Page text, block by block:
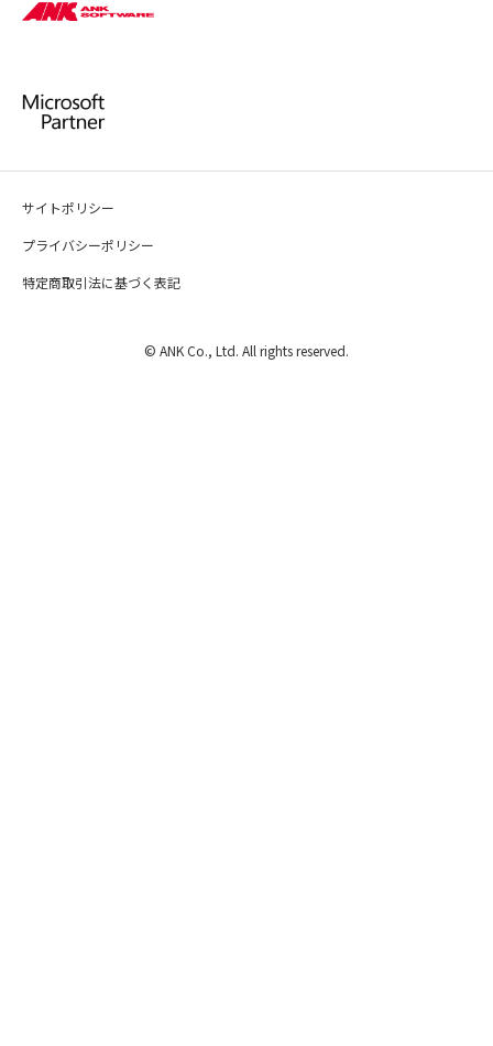
サイトポリシー
プライバシーポリシー
特定商取引法に基づく表記
© ANK Co., Ltd. All rights reserved.